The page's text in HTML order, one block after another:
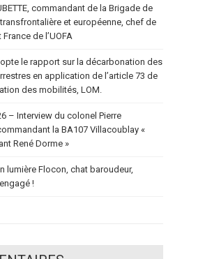
commandant de la Brigade de
et européenne, chef de
de l’UOFA
le rapport sur la décarbonation des
en application de l’article 73 de
des mobilités, LOM.
– Interview du colonel Pierre
la BA107 Villacoublay «
René Dorme »
lumière Flocon, chat baroudeur,
!